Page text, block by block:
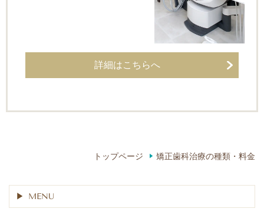
詳細はこちらへ
トップページ 矯正歯科治療の種類・料金
MENU